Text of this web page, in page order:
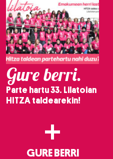
Gure berri.
Parte hartu 33. Lilatoian
HITZA taldearekin!
+
GURE BERRI